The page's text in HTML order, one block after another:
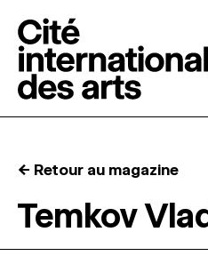
RÉSIDENCES ↓
← Retour au magazine
Temkov